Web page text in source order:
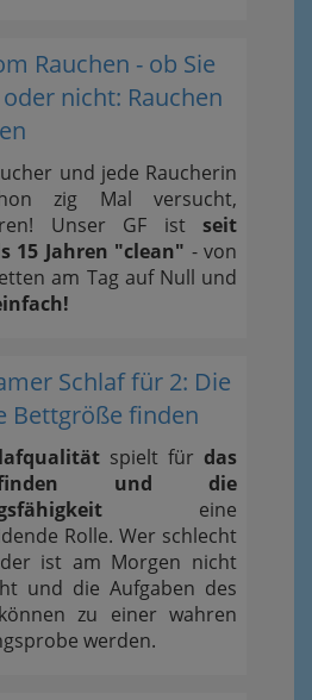
Rauchen - ob Sie
nicht: Rauchen
und jede Raucherin
zig Mal versucht,
Unser GF ist seit
15 Jahren "clean" - von
am Tag auf Null und
Schlaf für 2: Die
Bettgröße finden
spielt für das
und die
eine
Rolle. Wer schlecht
ist am Morgen nicht
und die Aufgaben des
zu einer wahren
werden.